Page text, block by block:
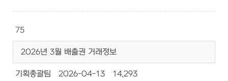
75
2026년 3월 배출권 거래정보
기획총괄팀 2026-04-13 14,293